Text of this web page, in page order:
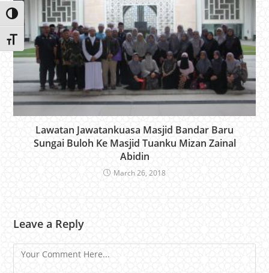
Toggle High Contrast
Toggle Font size
Lawatan Jawatankuasa Masjid Bandar Baru
Sungai Buloh Ke Masjid Tuanku Mizan Zainal
Abidin
March 26, 2018
Leave a Reply
Comment